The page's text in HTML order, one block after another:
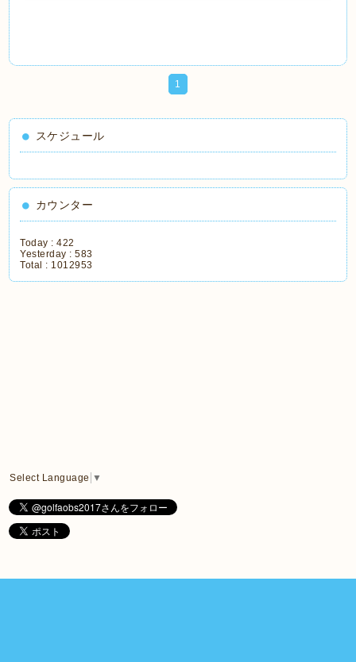
1
スケジュール
カウンター
Today :422
Yesterday :583
Total : 1012953
Select Language ▼